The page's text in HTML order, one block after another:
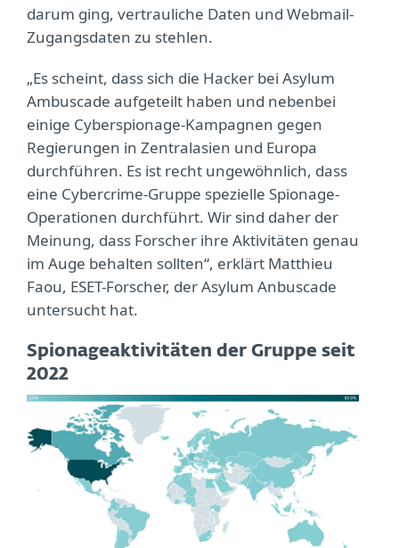
darum ging, vertrauliche Daten und Webmail-
Zugangsdaten zu stehlen.
„Es scheint, dass sich die Hacker bei Asylum
Ambuscade aufgeteilt haben und nebenbei
einige Cyberspionage-Kampagnen gegen
Regierungen in Zentralasien und Europa
durchführen. Es ist recht ungewöhnlich, dass
eine Cybercrime-Gruppe spezielle Spionage-
Operationen durchführt. Wir sind daher der
Meinung, dass Forscher ihre Aktivitäten genau
im Auge behalten sollten“, erklärt Matthieu
Faou, ESET-Forscher, der Asylum Anbuscade
untersucht hat.
Spionageaktivitäten der Gruppe seit
2022